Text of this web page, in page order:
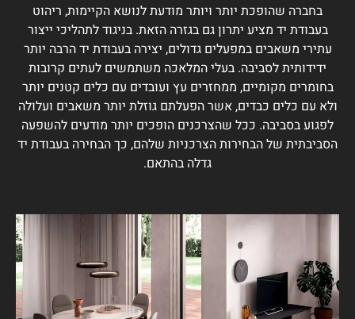
בחברה שהופכת יותר ויותר מודעת לנושא הקיימות, ריהוט
בעבודת יד מציע יתרון גם בגזרה הזאת. בניגוד לתהליכי ייצור
עתירי משאבים במפעלים גדולים, יצירה בעבודת יד הרבה יותר
ידידותית לסביבה. בעלי המלאכה משתמשים לעתים קרובות
בחומרים מקומיים, ממחזרים עץ ועובדים עם כלים קטנים יותר
ולא עם כלים כבדים, אשר הפעלתם גוזלת יותר משאבים ועלולה
לפגוע בסביבה. ככל שהצרכנים הופכים יותר מודעים להשפעה
הסביבתית של הבחירות הצרכניות שלהם, כך הבחירה בעבודת יד
גדלה בהתאם.